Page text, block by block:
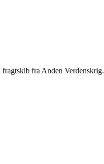
fragtskib fra Anden Verdenskrig.